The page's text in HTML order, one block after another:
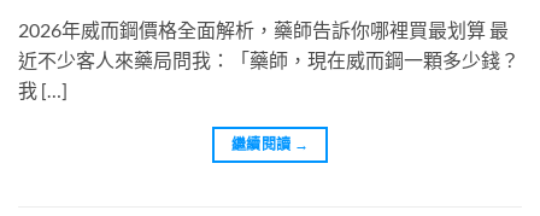
2026年威而鋼價格全面解析，藥師告訴你哪裡買最划算 最
近不少客人來藥局問我：「藥師，現在威而鋼一顆多少錢？
我 […]
繼續閱讀 →